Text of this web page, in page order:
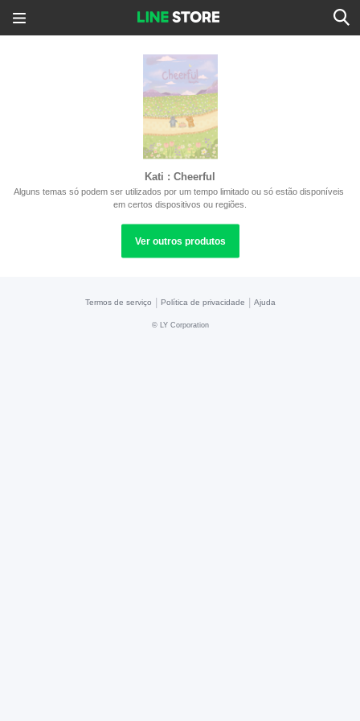
Kati : Cheerful
Alguns temas só podem ser utilizados por um tempo limitado ou só estão disponíveis
em certos dispositivos ou regiões.
Ver outros produtos
Termos de serviço Política de privacidade Ajuda
© LY Corporation